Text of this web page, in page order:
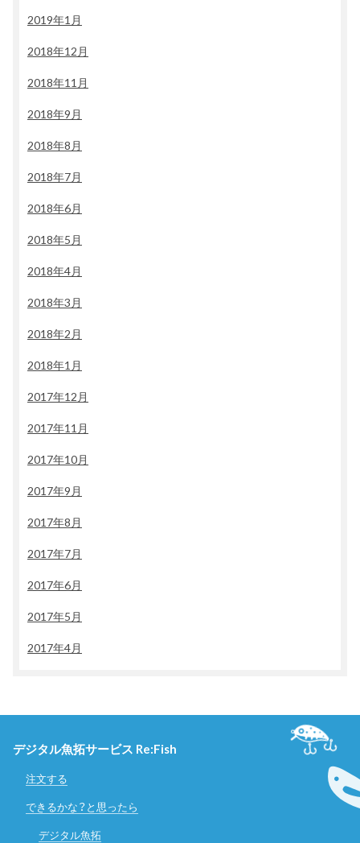
2019年1月
2018年12月
2018年11月
2018年9月
2018年8月
2018年7月
2018年6月
2018年5月
2018年4月
2018年3月
2018年2月
2018年1月
2017年12月
2017年11月
2017年10月
2017年9月
2017年8月
2017年7月
2017年6月
2017年5月
2017年4月
デジタル魚拓サービス Re:Fish
注文する
できるかな？と思ったら
デジタル魚拓